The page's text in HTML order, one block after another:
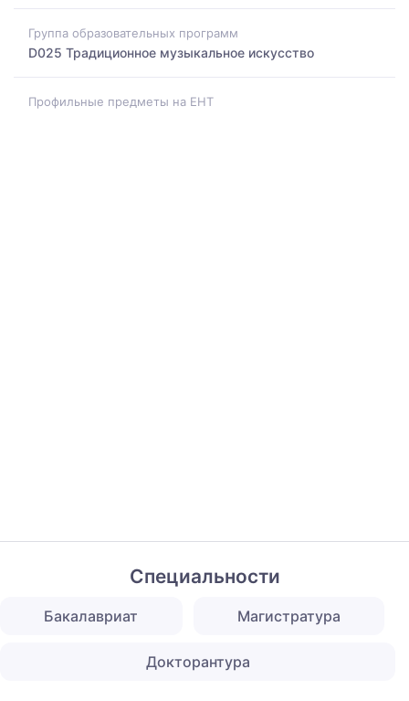
Группа образовательных программ
D025 Традиционное музыкальное искусство
Профильные предметы на ЕНТ
Специальности
Бакалавриат Магистратура
Докторантура